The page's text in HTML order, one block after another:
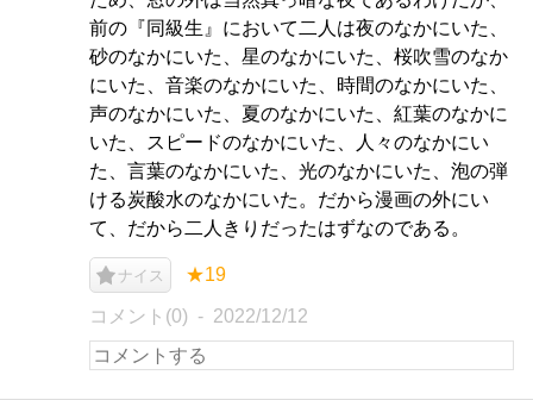
前の『同級生』において二人は夜のなかにいた、
砂のなかにいた、星のなかにいた、桜吹雪のなか
にいた、音楽のなかにいた、時間のなかにいた、
声のなかにいた、夏のなかにいた、紅葉のなかに
いた、スピードのなかにいた、人々のなかにい
た、言葉のなかにいた、光のなかにいた、泡の弾
ける炭酸水のなかにいた。だから漫画の外にい
て、だから二人きりだったはずなのである。
ナイス ★19
コメント(0) 2022/12/12